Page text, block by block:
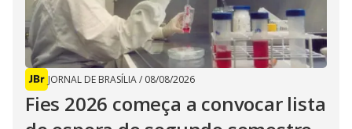
JORNAL DE BRASÍLIA/ 08/08/2026
Fies 2026 começa a convocar lista